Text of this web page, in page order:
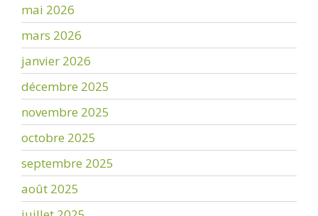
mai 2026
mars 2026
janvier 2026
décembre 2025
novembre 2025
octobre 2025
septembre 2025
août 2025